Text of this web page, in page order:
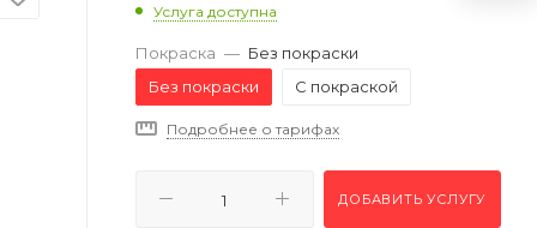
Услуга доступна
Покраска — Без покраски
Без покраски
С покраской
Подробнее о тарифах
ДОБАВИТЬ УСЛУГУ